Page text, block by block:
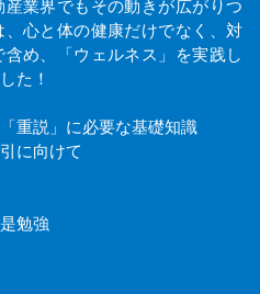
業界でもその動きが広がりつ
心と体の健康だけでなく、対
め、「ウェルネス」を実践し
た！
重説」に必要な基礎知識
に向けて
勉強